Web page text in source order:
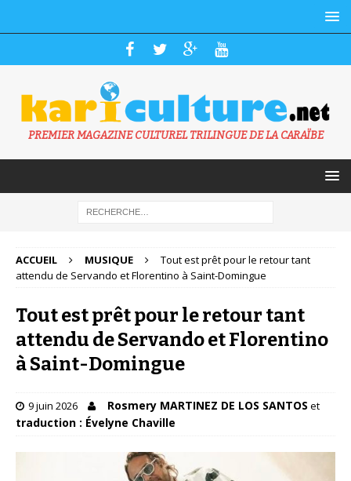
PREMIER MAGAZINE CULTUREL TRILINGUE DE LA CARAÏBE
ACCUEIL MUSIQUE
Tout est prêt pour le retour tant
attendu de Servando et Florentino à Saint-Domingue
Tout est prêt pour le retour tant
attendu de Servando et Florentino
à Saint-Domingue
9 juin 2026 Rosmery MARTINEZ DE LOS SANTOS et
traduction : Évelyne Chaville